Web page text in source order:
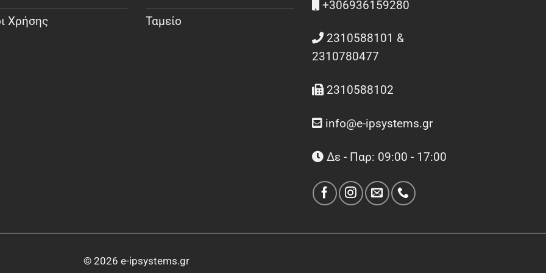
Χρήσης Ταμείο
+306936159280
2310588101 &
2310780477
2310588102
info@e-ipsystems.gr
Δε - Παρ: 09:00 - 17:00
© 2026 e-ipsystems.gr